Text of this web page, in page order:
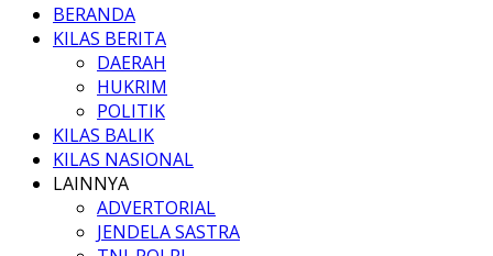
BERANDA
KILAS BERITA
DAERAH
HUKRIM
POLITIK
KILAS BALIK
KILAS NASIONAL
LAINNYA
ADVERTORIAL
JENDELA SASTRA